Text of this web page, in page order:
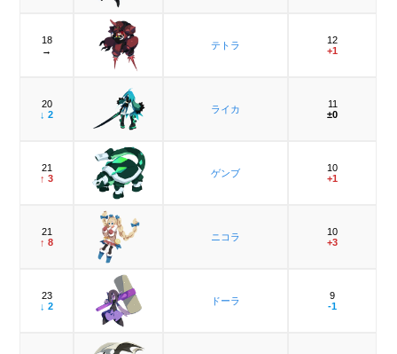
18
→
テトラ
12
+1
20
↓ 2
ライカ
11
±0
21
↑ 3
ゲンブ
10
+1
21
↑ 8
ニコラ
10
+3
23
↓ 2
ドーラ
9
-1